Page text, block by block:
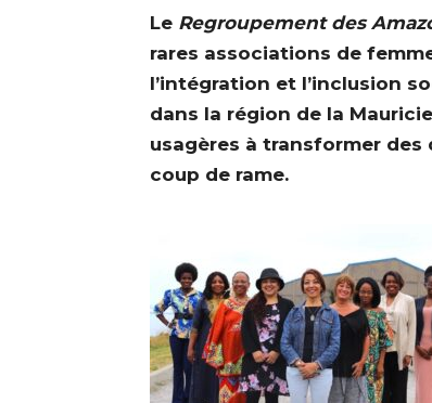
Le Regroupement des
rares associations de
l’intégration et l’inclusion
dans la région de la
usagères à transformer
coup de rame.